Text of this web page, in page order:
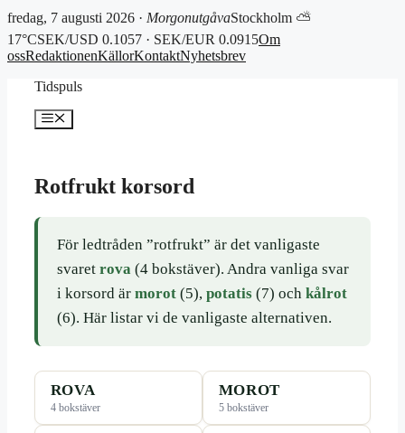
fredag, 7 augusti 2026 · MorgonutgåvaStockholm ⛅
17°CSEK/USD 0.1057 · SEK/EUR 0.0915Om
ossRedaktionenKällorKontaktNyhetsbrev
Tidspuls
Meny
Rotfrukt korsord
För ledtråden ”rotfrukt” är det vanligaste
svaret rova(4 bokstäver). Andra vanliga svar
i korsord är morot(5), potatis(7) och kålrot
(6). Här listar vi de vanligaste alternativen.
ROVA
4 bokstäver
MOROT
5 bokstäver